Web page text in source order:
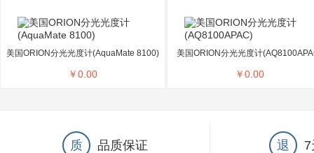
美国ORION分光光度计(AquaMate 8100)
￥0.00
美国ORION分光光度计
￥0.00
质 品质保证 退